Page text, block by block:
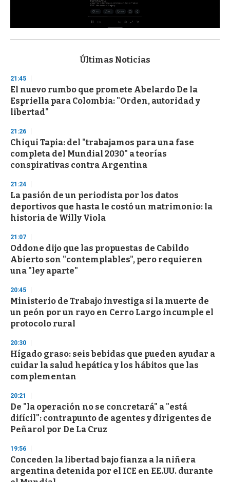
s
d
s
o
f
3
s
e
c
o
n
Últimas Noticias
21:45
El nuevo rumbo que promete Abelardo De la
Espriella para Colombia: "Orden, autoridad y
libertad"
21:26
Chiqui Tapia: del "trabajamos para una fase
completa del Mundial 2030" a teorías
conspirativas contra Argentina
21:24
La pasión de un periodista por los datos
deportivos que hasta le costó un matrimonio: la
historia de Willy Viola
21:07
Oddone dijo que las propuestas de Cabildo
Abierto son "contemplables", pero requieren
una "ley aparte"
20:45
Ministerio de Trabajo investiga si la muerte de
un peón por un rayo en Cerro Largo incumple el
protocolo rural
20:30
Hígado graso: seis bebidas que pueden ayudar a
cuidar la salud hepática y los hábitos que las
complementan
20:21
De "la operación no se concretará" a "está
difícil": contrapunto de agentes y dirigentes de
Peñarol por De La Cruz
19:56
Conceden la libertad bajo fianza a la niñera
argentina detenida por el ICE en EE.UU. durante